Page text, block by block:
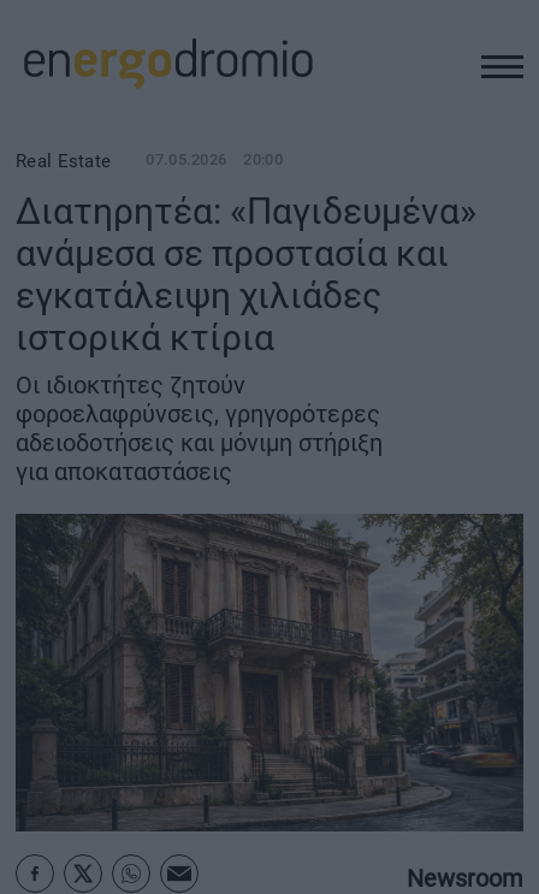
ΥΠΟΔΟΜΕΣ
REAL ESTATE
ΠΕΡΙΒΑΛΛΟΝ
ΕΝΕΡΓΕΙΑ
ΜΕΤΑΦΟΡΕΣ - ΗΛΕΚΤΡΟΚΙΝΗΣΗ
ΨΗΦΙΑΚΟΣ ΚΟΣΜΟΣ
ΟΙΚΟΝΟΜΙΑ - ΕΠΙΧΕΙΡΗΣΕΙΣ
MY PROPERTY
ΚΑΡΑΜΠΟΛΕΣ
ΟΡΟΙ ΧΡΗΣΗΣ
Real Estate 07.05.2026 20:00
Διατηρητέα: «Παγιδευμένα»
ανάμεσα σε προστασία και
εγκατάλειψη χιλιάδες
ιστορικά κτίρια
Οι ιδιοκτήτες ζητούν
φοροελαφρύνσεις, γρηγορότερες
αδειοδοτήσεις και μόνιμη στήριξη
για αποκαταστάσεις
Newsroom